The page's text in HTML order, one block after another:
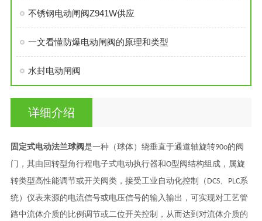
不锈钢电动闸阀Z941W供应
一文看懂防爆电动闸阀的原理和类型
水封电动闸阀
详细介绍
固定式电动法兰球阀是一种（球体）绕垂直于通道轴旋转90o的阀
门，其由回转型角行程电子式电动执行器和O型阀结构组成，属旋
转类型高性能调节或开关阀类，接受工业自动化控制（ DCS、 PLC系
统）仪表来源的电流信号或电压信号的输入输出，可实现对工艺管
路中流体介质的比例调节或二位开关控制，从而达到对流体介质的